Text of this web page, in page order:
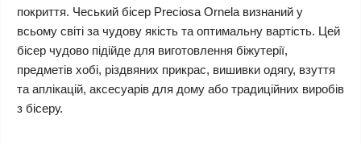
покриття. Чеський бісер Preciosa Ornela визнаний у
всьому світі за чудову якість та оптимальну вартість. Цей
бісер чудово підійде для виготовлення біжутерії,
предметів хобі, різдвяних прикрас, вишивки одягу, взуття
та аплікацій, аксесуарів для дому або традиційних виробів
з бісеру.